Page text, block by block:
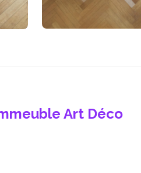
Art Déco